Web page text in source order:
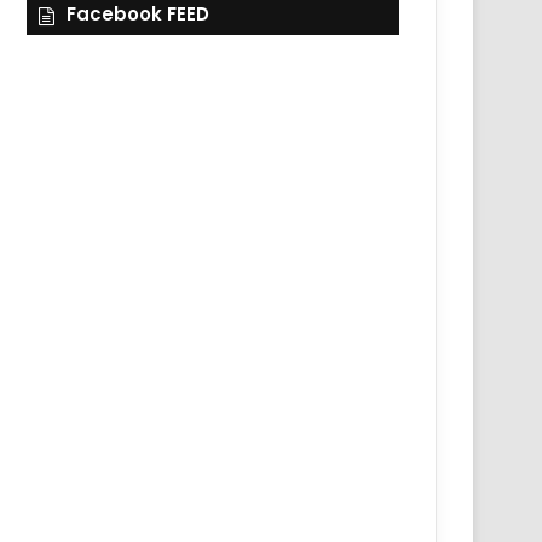
Facebook FEED